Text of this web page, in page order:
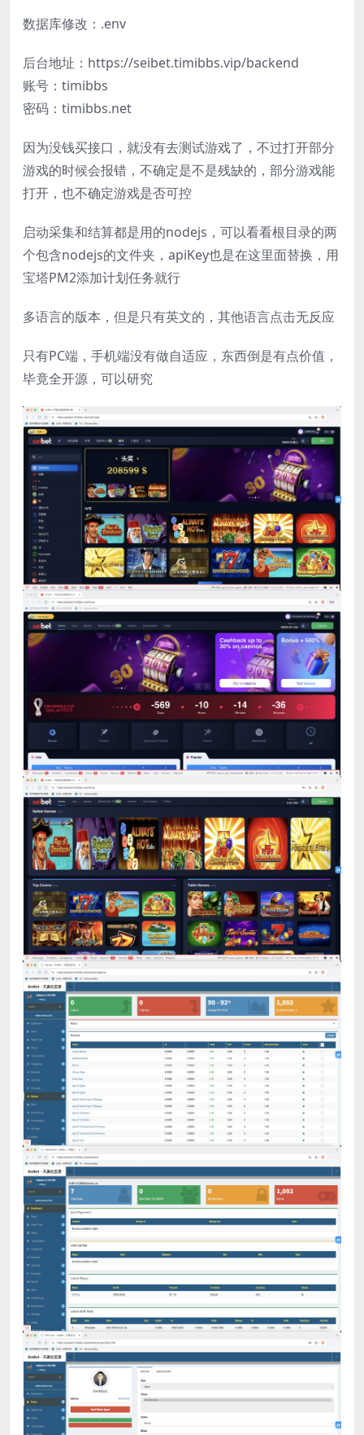
数据库修改：.env
后台地址：https://seibet.timibbs.vip/backend
账号：timibbs
密码：timibbs.net
因为没钱买接口，就没有去测试游戏了，不过打开部分
游戏的时候会报错，不确定是不是残缺的，部分游戏能
打开，也不确定游戏是否可控
启动采集和结算都是用的nodejs，可以看看根目录的两
个包含nodejs的文件夹，apiKey也是在这里面替换，用
宝塔PM2添加计划任务就行
多语言的版本，但是只有英文的，其他语言点击无反应
只有PC端，手机端没有做自适应，东西倒是有点价值，
毕竟全开源，可以研究